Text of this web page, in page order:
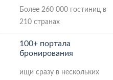
Более 260 000 гостиниц в
210 странах
100+ портала
бронирования
ищи сразу в нескольких